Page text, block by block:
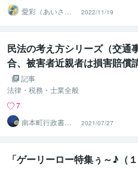
愛彩（あいさ）
♡愛と光の波動
ヒーラー
2022/11/19
民法の考え方シリーズ（交通
合、被害者近親者は損害賠償
か）記事
法律・税務・士業全般
7
南本町行政書士
事務所
2021/07/27
「ゲーリーロー特集ぅ～♪（１